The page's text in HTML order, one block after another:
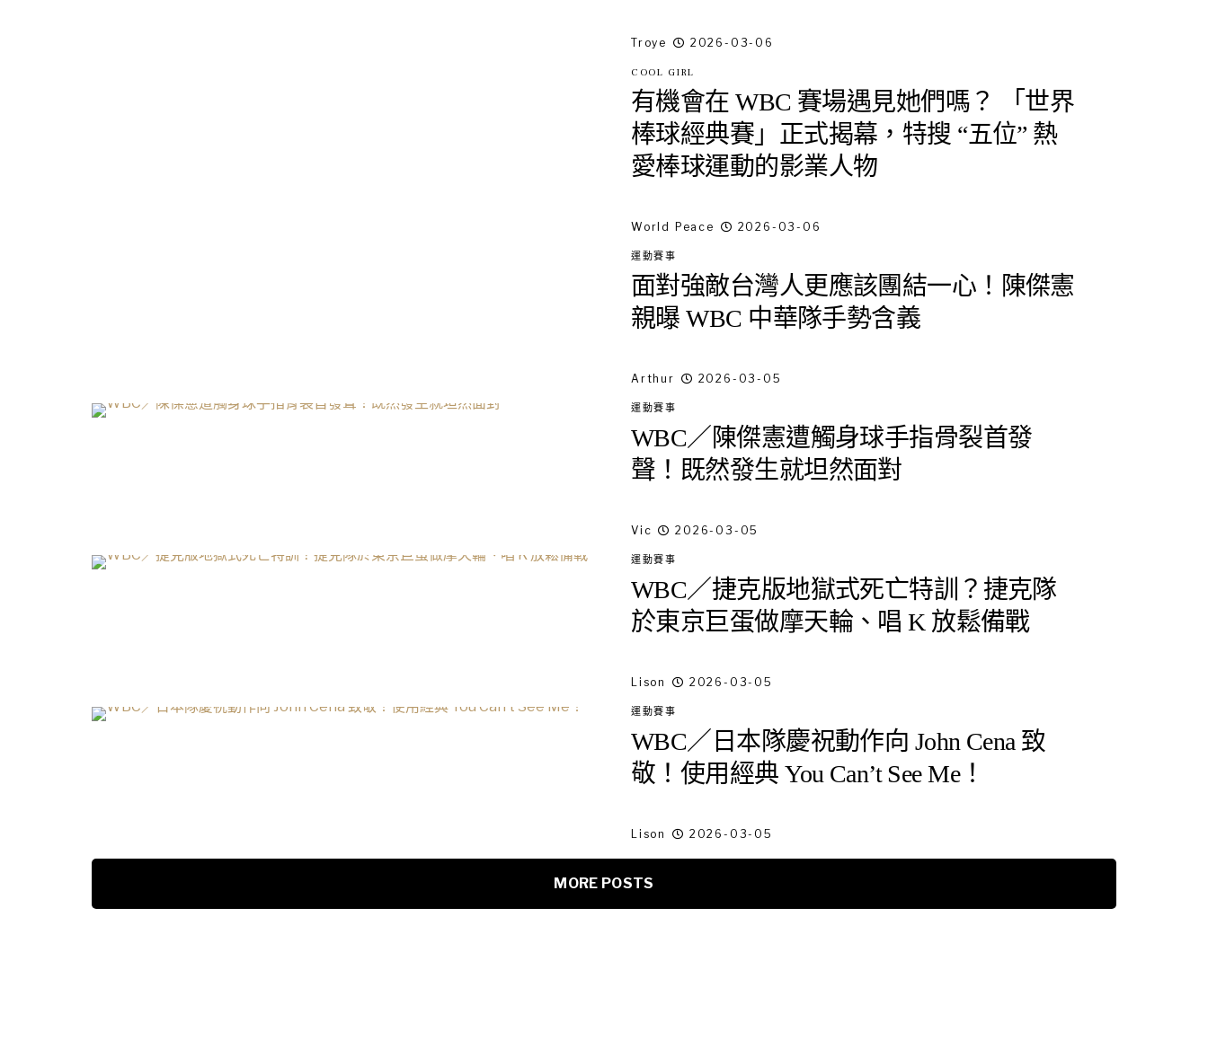
Troye 2026-03-06
COOL GIRL
有機會在 WBC 賽場遇見她們嗎？ 「世界
棒球經典賽」正式揭幕，特搜 “五位” 熱
愛棒球運動的影業人物
World Peace 2026-03-06
運動賽事
面對強敵台灣人更應該團結一心！陳傑憲
親曝 WBC 中華隊手勢含義
Arthur 2026-03-05
運動賽事
WBC／陳傑憲遭觸身球手指骨裂首發
聲！既然發生就坦然面對
Vic 2026-03-05
運動賽事
WBC／捷克版地獄式死亡特訓？捷克隊
於東京巨蛋做摩天輪、唱 K 放鬆備戰
Lison 2026-03-05
運動賽事
WBC／日本隊慶祝動作向 John Cena 致
敬！使用經典 You Can’t See Me！
Lison 2026-03-05
MORE POSTS